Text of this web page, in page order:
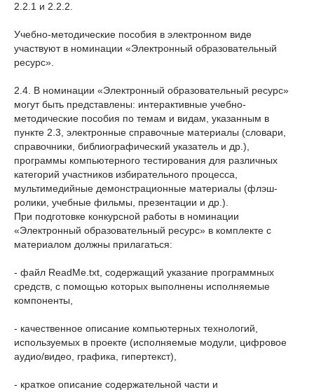
2.2.1 и 2.2.2.
Учебно-методические пособия в электронном виде
участвуют в номинации «Электронный образовательный
ресурс».
2.4. В номинации «Электронный образовательный ресурс»
могут быть представлены: интерактивные учебно-
методические пособия по темам и видам, указанным в
пункте 2.3, электронные справочные материалы (словари,
справочники, библиографический указатель и др.),
программы компьютерного тестирования для различных
категорий участников избирательного процесса,
мультимедийные демонстрационные материалы (флэш-
ролики, учебные фильмы, презентации и др.).
При подготовке конкурсной работы в номинации
«Электронный образовательный ресурс» в комплекте с
материалом должны прилагаться:
- файл ReadMe.txt, содержащий указание программных
средств, с помощью которых выполнены исполняемые
компоненты,
- качественное описание компьютерных технологий,
используемых в проекте (исполняемые модули, цифровое
аудио/видео, графика, гипертекст),
- краткое описание содержательной части и